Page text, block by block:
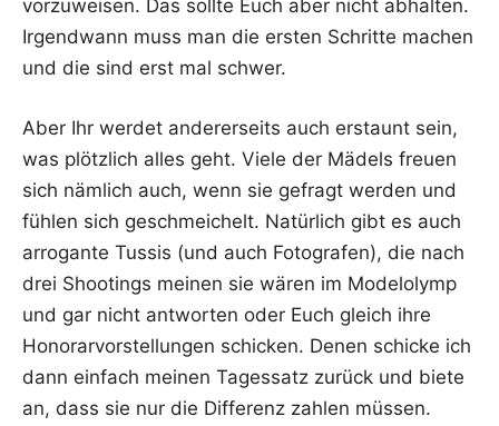
vor­zu­wei­sen. Das soll­te Euch aber nicht abhal­ten.
Irgend­wann muss man die ers­ten Schrit­te machen
und die sind erst mal schwer.
Aber Ihr wer­det ande­rer­seits auch erstaunt sein,
was plötz­lich alles geht. Vie­le der Mädels freu­en
sich näm­lich auch, wenn sie gefragt wer­den und
füh­len sich geschmei­chelt. Natür­lich gibt es auch
arro­gan­te Tus­sis (und auch Foto­gra­fen), die nach
drei Shoo­tings mei­nen sie wären im Model­olymp
und gar nicht ant­wor­ten oder Euch gleich ihre
Hono­rar­vor­stel­lun­gen schi­cken. Denen schi­cke ich
dann ein­fach mei­nen Tages­satz zurück und bie­te
an, dass sie nur die Dif­fe­renz zah­len müs­sen.